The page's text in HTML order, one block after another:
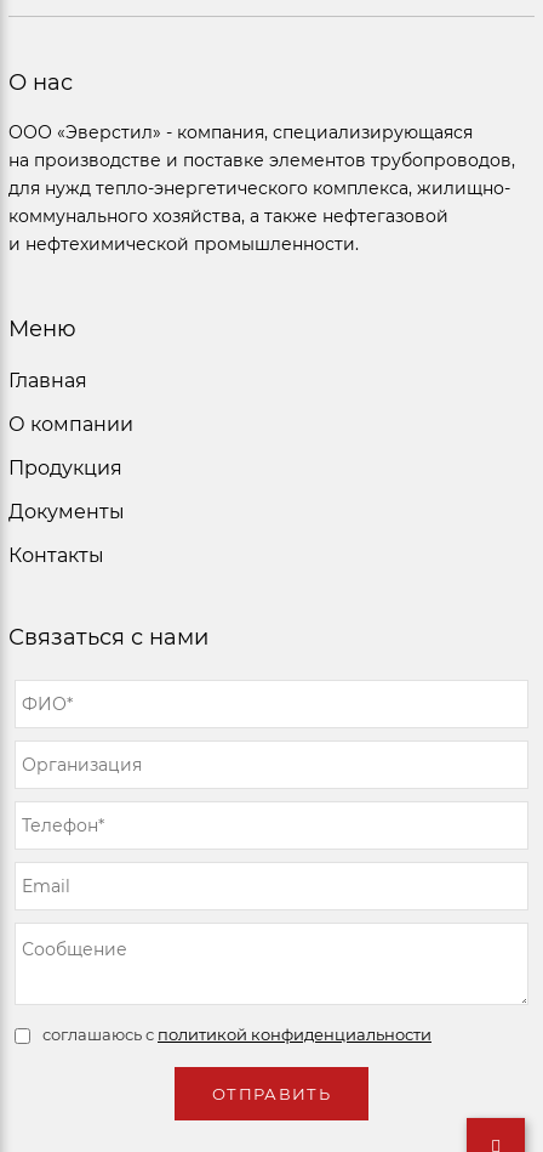
О нас
ООО «Эверстил» - компания, специализирующаяся
на производстве и поставке элементов трубопроводов,
для нужд тепло-энергетического комплекса, жилищно-
коммунального хозяйства, а также нефтегазовой
и нефтехимической промышленности.
Меню
Главная
О компании
Продукция
Документы
Контакты
Связаться с нами
соглашаюсь с политикой конфиденциальности